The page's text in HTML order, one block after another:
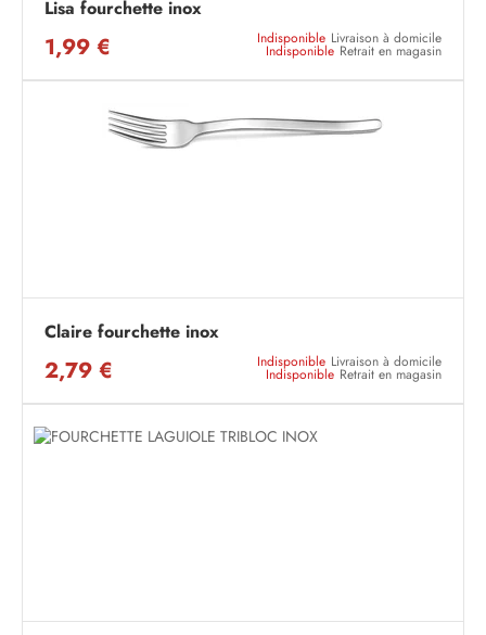
Lisa fourchette inox
1,99 € Indisponible Livraison à domicile
Indisponible Retrait en magasin
Claire fourchette inox
2,79 € Indisponible Livraison à domicile
Indisponible Retrait en magasin